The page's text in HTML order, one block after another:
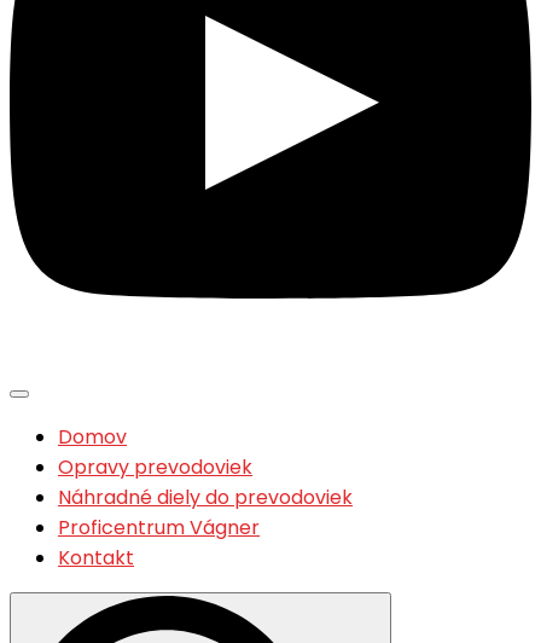
Domov
Opravy prevodoviek
Náhradné diely do prevodoviek
Proficentrum Vágner
Kontakt